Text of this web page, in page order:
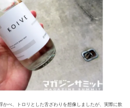
べ、トロリとした舌ざわりを想像しましたが、実際に飲